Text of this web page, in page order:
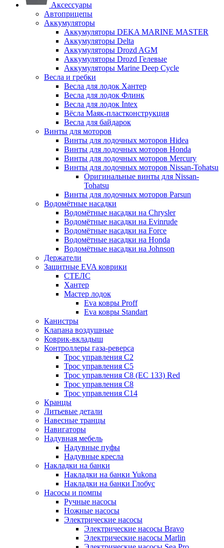
Аксессуары
Автоприцепы
Аккумуляторы
Аккумуляторы DEKA MARINE MASTER
Аккумуляторы Delta
Аккумуляторы Drozd AGM
Аккумуляторы Drozd Гелевые
Аккумуляторы Marine Deep Cycle
Весла и гребки
Весла для лодок Хантер
Весла для лодок Флинк
Весла для лодок Intex
Вёсла Маяк-пластконструкция
Весла для байдарок
Винты для моторов
Винты для лодочных моторов Hidea
Винты для лодочных моторов Honda
Винты для лодочных моторов Mercury
Винты для лодочных моторов Nissan-Tohatsu
Оригинальные винты для Nissan-
Tohatsu
Винты для лодочных моторов Parsun
Водомётные насадки
Водомётные насадки на Chrysler
Водомётные насадки на Evinrude
Водомётные насадки на Force
Водомётные насадки на Honda
Водомётные насадки на Johnson
Держатели
Защитные EVA коврики
СТЕЛС
Хантер
Мастер лодок
Eva ковры Proff
Eva ковры Standart
Канистры
Клапана воздушные
Коврик-вкладыш
Контроллеры газа-реверса
Трос управления C2
Трос управления C5
Трос управления C8 (ЕС 133) Red
Трос управления C8
Трос управления C14
Кранцы
Литьевые детали
Навесные транцы
Навигаторы
Надувная мебель
Надувные пуфы
Надувные кресла
Накладки на банки
Накладки на банки Yukona
Накладки на банки Глобус
Насосы и помпы
Ручные насосы
Ножные насосы
Электрические насосы
Электрические насосы Bravo
Электрические насосы Marlin